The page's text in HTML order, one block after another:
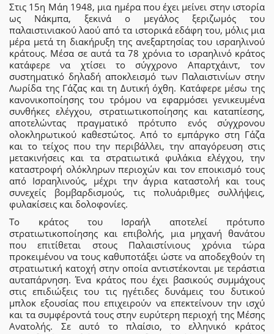
Στις 15η Μάη 1948, μια ημέρα που έχει μείνει στην ιστορία
ως Νάκμπα, ξεκινά ο μεγάλος ξεριζωμός του
παλαιστινιακού λαού από τα ιστορικά εδάφη του, μόλις μια
μέρα μετά τη διακήρυξη της ανεξαρτησίας του ισραηλινού
κράτους. Μέσα σε αυτά τα 78 χρόνια το ισραηλινό κράτος
κατάφερε να χτίσει το σύγχρονο Απαρτχάιντ, τον
συστηματικό δηλαδή αποκλεισμό των Παλαιστινίων στην
Λωρίδα της Γάζας και τη Δυτική όχθη. Κατάφερε μέσω της
κανονικοποίησης του τρόμου να εφαρμόσει γενικευμένα
συνθήκες ελέγχου, στρατιωτικοποίησης και καταπίεσης,
αποτελώντας πραγματικό πρότυπο ενός σύγχρονου
ολοκληρωτικού καθεστώτος. Από το εμπάργκο στη Γάζα
και το τείχος που την περιβάλλει, την απαγόρευση στις
μετακινήσεις και τα στρατιωτικά φυλάκια ελέγχου, την
καταστροφή ολόκληρων περιοχών και τον εποικισμό τους
από Ισραηλινούς, μέχρι την άγρια καταστολή και τους
συνεχείς βομβαρδισμούς, τις πολυάριθμες συλλήψεις,
φυλακίσεις και δολοφονίες.
Το κράτος του Ισραήλ αποτελεί πρότυπο
στρατιωτικοποίησης και επιβολής, μια μηχανή θανάτου
που επιτίθεται στους Παλαιστίνιους χρόνια τώρα
προκειμένου να τους καθυποτάξει ώστε να αποδεχθούν τη
στρατιωτική κατοχή στην οποία αντιστέκονται με τεράστια
αυταπάρνηση. Ένα κράτος που έχει βασικούς συμμάχους
στις επιδιώξεις του τις ηγέτιδες δυνάμεις του δυτικού
μπλοκ εξουσίας που επιχειρούν να επεκτείνουν την ισχύ
και τα συμφέροντά τους στην ευρύτερη περιοχή της Μέσης
Ανατολής. Σε αυτό το πλαίσιο, το ελληνικό κράτος